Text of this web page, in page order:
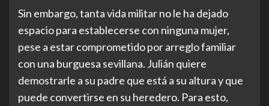
Sin embargo, tanta vida militar no le ha dejado
espacio para establecerse con ninguna mujer,
pese a estar comprometido por arreglo familiar
con una burguesa sevillana. Julián quiere
demostrarle a su padre que está a su altura y que
puede convertirse en su heredero. Para esto,